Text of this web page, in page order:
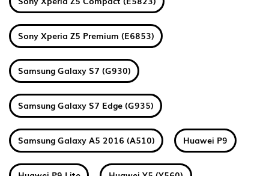
Sony Xperia Z5 Premium (E6853)
Samsung Galaxy S7 (G930)
Samsung Galaxy S7 Edge (G935)
Samsung Galaxy A5 2016 (A510) Huawei P9